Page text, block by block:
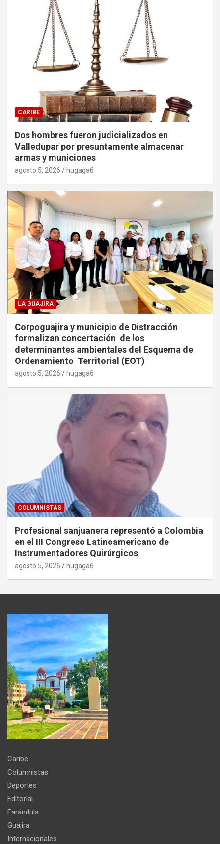
CARIBE
Dos hombres fueron judicializados en
Valledupar por presuntamente almacenar
armas y municiones
agosto 5, 2026 hugaga6
LA GUAJIRA
Corpoguajira y municipio de Distracción
formalizan concertación de los
determinantes ambientales del Esquema de
Ordenamiento Territorial (EOT)
agosto 5, 2026 hugaga6
COLUMNISTAS
Profesional sanjuanera representó a Colombia
en el III Congreso Latinoamericano de
Instrumentadores Quirúrgicos
agosto 5, 2026 hugaga6
Caribe
Columnistas
Deportes
Editorial
Farándula
Guajira
Internacionales